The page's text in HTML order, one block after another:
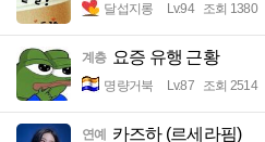
달섭지롱 Lv.94 조회 1380
계층 요증 유행 근황
명량거북 Lv.87 조회 2514
연예 카즈하 (르세라핌)